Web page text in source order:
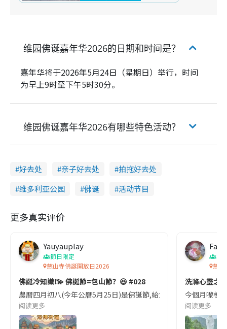
维园佛诞嘉年华2026的日期和时间是？
嘉年华将于2026年5月24日（星期日）举行，时间
为早上9时至下午5时30分。
维园佛诞嘉年华2026有哪些特色活动？
好去处 亲子好去处
拍拖好去处
维多利亚公园
佛诞 活动节目
更多真实评价
Yauyauplay
節日限定
慈山寺佛誕開放日2026
佛誕冷知識❗️💫 佛誕節=包山節？😆 #028
農曆四月初八(今年公曆5月25日)是佛誕節,給大家說2個有趣的
阅读更多
節
慈山
洗滌心靈之旅
今個月嚟梗
阅读更多